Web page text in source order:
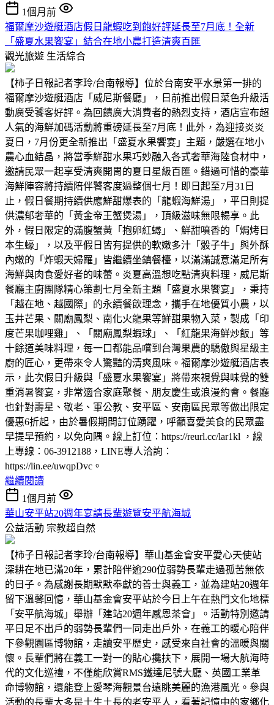
1個月前
福爾摩沙遊艇酒店假日龍蝦吃到飽好評延長至7月底！全新
「盛夏水果饗宴」結合在地小農打造清爽百匯
觀光旅遊 生活綜合
【柿子日報記者李玲/台南報導】位於台南安平水景第一排的
福爾摩沙遊艇酒店「威尼斯餐廳」，日前推出假日菜色升級活
動廣受饕客好評。為回饋廣大消費者的熱烈支持，酒店宣布超
人氣的海鮮加碼活動將重磅延長至7月底！此外，為迎接炎炎
夏日，7月份更全新推出「盛夏水果饗宴」主題，嚴選在地小
農心血結晶，將當季鮮甜水果巧妙融入各式奢華海陸食材中，
邀請民眾一起享受清爽開胃的夏日星級百匯。錯過可惜的豪華
海鮮陣容將持續陪伴饕客度過整個七月！即日起至7月31日
止，假日餐期持續供應鮮甜爆表的「龍蝦海鮮湯」，平日則提
供濃郁奢華的「黃金帝王蟹煲湯」，頂級滋味無限暢享。此
外，假日限定的滿腹蟹黃「抱卵紅蟳」、鮮甜噴香的「焗烤日
本生蠔」，以及平假日皆有提供的軟嫩多汁「骰子牛」與外酥
內嫩的「炸蝦天婦羅」皆繼續坐鎮餐檯，以滿滿誠意滿足所有
海鮮與肉食愛好者的味蕾。炎夏高溫想吃點清爽料理，威尼斯
餐廳主廚團隊精心策劃七月全新主題「盛夏水果饗宴」，秉持
「越在地、越國際」的永續餐飲理念，攜手在地優質小農，以
玉井芒果、關廟鳳梨、南化火龍果等鮮甜果物入菜，製成「印
度芒果咖哩雞」、「關廟鳳梨蝦球」、「紅龍果海鮮炒飯」等
十餘道美味料理，每一口都能品嚐到台灣果農的驕傲與星級主
廚的匠心，更帶來令人驚豔的清爽風味。福爾摩沙遊艇酒店表
示，此次假日升級與「盛夏水果饗宴」將帶來視覺與味覺的雙
重消暑饗宴，非常適合家庭聚餐、朋友慶生或浪漫約會。餐廳
也針對壽星、敬老、軍公教、安平區、安南區民眾等做出限定
優惠6折起，由於暑假期間訂位踴躍，呼籲喜愛美食的民眾盡
早提早預約，以免向隅。線上訂位：https://reurl.cc/lar1kl ，線
上專線：06-3912188，LINE專人洽詢：
https://lin.ee/uwqpDvc。
繼續閱讀
1個月前
華山安平站20週年宴請長輩遊覽安平航海城
公益活動 宗教超自然
【柿子日報記者李玲/台南報導】華山基金會安平愛心天使站
深耕在地已滿20年，累計陪伴逾290位弱勢長輩走過孤苦無依
的日子。為感謝長期默默奉獻的善士與義工，並為建站20週年
留下溫馨回憶，華山基金會安平站於今日上午在熱門文化地標
「安平航海城」舉辦「建站20週年感恩茶會」。活動特別邀請
平日足不出戶的弱勢長輩們一同走出戶外，在義工的暖心陪伴
下參觀園區博物館，走讀安平歷史，感受來自社會的溫暖與關
懷。長輩們將在義工一對一的貼心攙扶下，展開一場大航海時
代的文化巡禮，不僅能欣賞RMS鐵達尼號大廳、英國工業革
命博物館，還能登上愛琴海觀景台遠眺美麗的漁港風光。參與
活動的長輩大多是土生土長的老安平人，看著記憶中的家鄉化